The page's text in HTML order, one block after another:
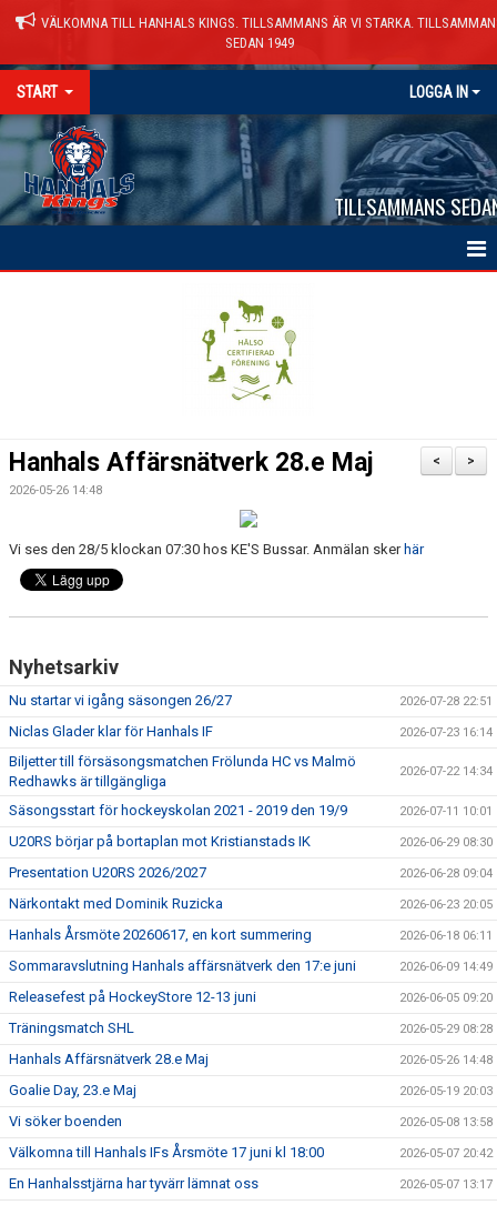
VÄLKOMNA TILL HANHALS KINGS. TILLSAMMANS ÄR VI STARKA.
SEDAN 1949
START LOGGA IN
TILLSAMMANS
MATCHER
CUPER
PARTNERS
PARTNERBROSCHYR
KLUBB 1949
TREKRONAN
KLUBBEN
>
<
Hanhals Affärsnätverk 28.e Maj
2026-05-26 14:48
Vi ses den 28/5 klockan 07:30 hos KE'S Bussar. Anmälan sker här
Nyhetsarkiv
Nu startar vi igång säsongen 26/27 2026-07-28 22:51
Niclas Glader klar för Hanhals IF 2026-07-23 16:14
Biljetter till försäsongsmatchen Frölunda HC vs Malmö
Redhawks är tillgängliga
2026-07-22 14:34
Säsongsstart för hockeyskolan 2021 - 2019 den 19/9 2026-07-11 10:01
U20RS börjar på bortaplan mot Kristianstads IK 2026-06-29 08:30
Presentation U20RS 2026/2027 2026-06-28 09:04
Närkontakt med Dominik Ruzicka 2026-06-23 20:05
Hanhals Årsmöte 20260617, en kort summering 2026-06-18 06:11
Sommaravslutning Hanhals affärsnätverk den 17:e juni 2026-06-09 14:49
Releasefest på HockeyStore 12-13 juni 2026-06-05 09:20
Träningsmatch SHL 2026-05-29 08:28
Hanhals Affärsnätverk 28.e Maj 2026-05-26 14:48
Goalie Day, 23.e Maj 2026-05-19 20:03
Vi söker boenden 2026-05-08 13:58
Välkomna till Hanhals IFs Årsmöte 17 juni kl 18:00 2026-05-07 20:42
En Hanhalsstjärna har tyvärr lämnat oss 2026-05-07 13:17